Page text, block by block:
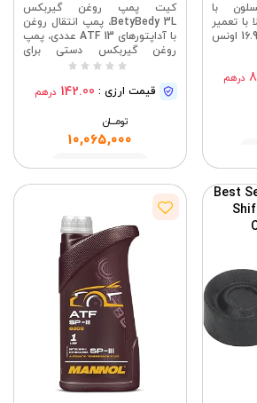
با
تعمیر
درهم
کیت پمپ روغن گیربکس
BetyBedy 3L، پمپ انتقال روغن
با آداپتورهای ATF 13 عددی، پمپ
روغن گیربکس دستی برای
سیستم پر کردن روغن خودرو،
برای روغن
قیمت ارزی : 142.00 درهم
تومــــــان
10,065,000
مشاهده
Best